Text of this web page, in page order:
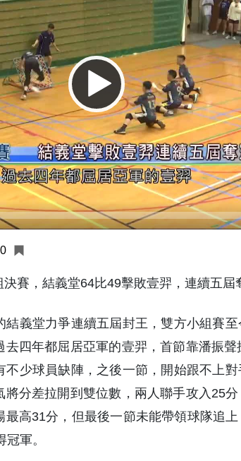
0
賽，結義堂64比49擊敗壹羿，連續五屆
結義堂力爭連續五屆封王，雙方小組賽
四年都屈居亞軍的壹羿，首節靠潘振
不少球員缺陣，之後一節，開始跟不上
分差拉開到雙位數，兩人聯手攻入25
高31分，但最後一節未能帶領球隊追
軍。